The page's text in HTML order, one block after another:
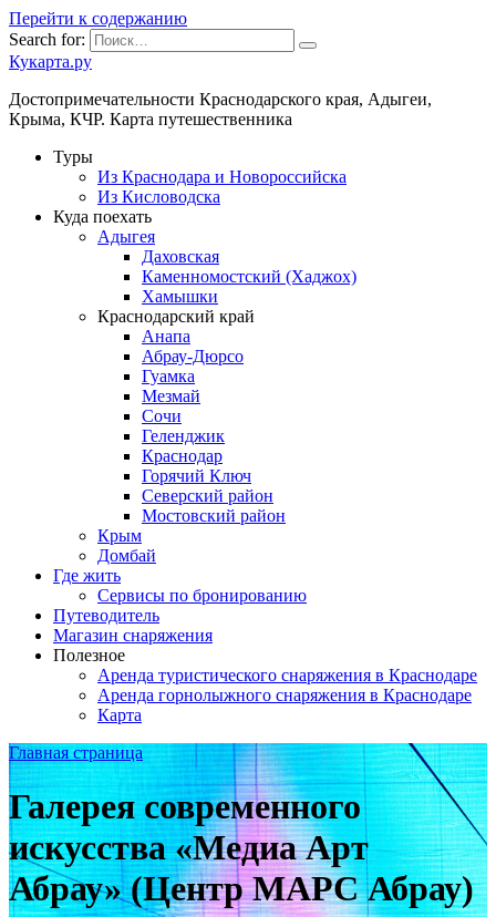
Перейти к содержанию
Search for:
Кукарта.ру
Достопримечательности Краснодарского края, Адыгеи,
Крыма, КЧР. Карта путешественника
Туры
Из Краснодара и Новороссийска
Из Кисловодска
Куда поехать
Адыгея
Даховская
Каменномостский (Хаджох)
Хамышки
Краснодарский край
Анапа
Абрау-Дюрсо
Гуамка
Мезмай
Сочи
Геленджик
Краснодар
Горячий Ключ
Северский район
Мостовский район
Крым
Домбай
Где жить
Сервисы по бронированию
Путеводитель
Магазин снаряжения
Полезное
Аренда туристического снаряжения в Краснодаре
Аренда горнолыжного снаряжения в Краснодаре
Карта
Главная страница
Галерея современного
искусства «Медиа Арт
Абрау» (Центр МАРС Абрау)